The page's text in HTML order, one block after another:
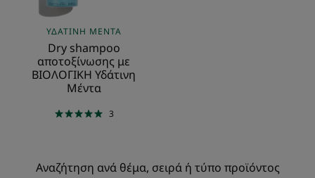
ΥΔΆΤΙΝΗ ΜΈΝΤΑ
Dry shampoo
αποτοξίνωσης με
ΒΙΟΛΟΓΙΚΗ Υδάτινη
Μέντα
3
Αναζήτηση ανά θέμα, σειρά ή τύπο προϊόντος